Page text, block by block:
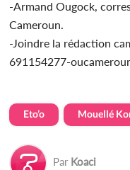
-Armand Ougock,
Cameroun.
-Joindre la rédaction
691154277-
Eto’o Mouellé
Par Koaci